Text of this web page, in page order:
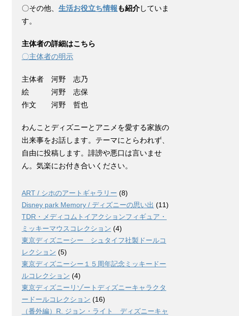
〇その他、 生活お役立ち情報も紹介していま
す。
主体者の詳細はこちら
〇主体者の明示
主体者 河野 志乃
絵 河野 志保
作文 河野 哲也
わんことディズニーとアニメを愛する家族の
出来事をお話します。テーマにとらわれず、
自由に投稿します。誹謗や悪口は言いませ
ん。気楽にお付き合いください。
ART / シホのアートギャラリー (8)
Disney park Memory / ディズニーの思い出 (11)
TDR・メディコムトイアクションフィギュア・
ミッキーマウスコレクション (4)
東京ディズニーシー シュタイフ社製ドールコ
レクション (5)
東京ディズニーシー１５周年記念ミッキードー
ルコレクション (4)
東京ディズニーリゾートディズニーキャラクタ
ードールコレクション (16)
（番外編）R. ジョン・ライト ディズニーキャ